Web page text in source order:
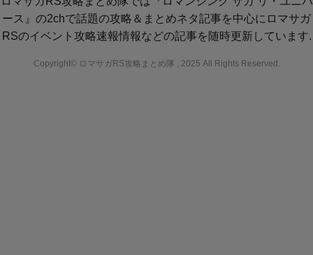
ース』の2chで話題の攻略＆まとめネタ記事を中心にロマサガ
RSのイベント攻略速報情報などの記事を随時更新しています.
Copyright© ロマサガRS攻略まとめ隊 , 2025 All Rights Reserved.